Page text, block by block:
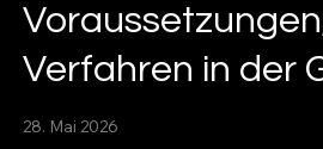
Verfahren in der
28. Mai 2026